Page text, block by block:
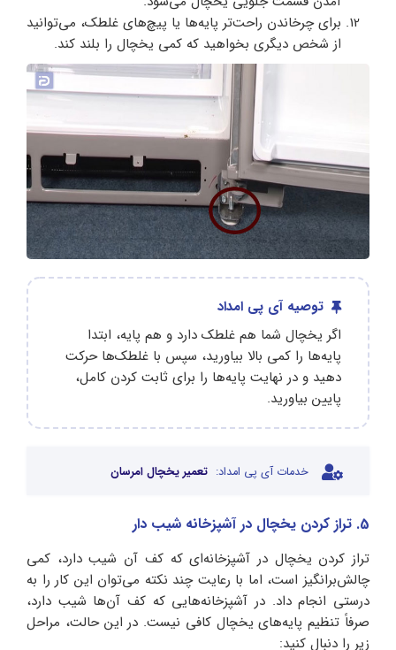
برای چرخاندن راحت‌تر پایه‌ها یا پیچ‌های غلطک، می‌توانید
از شخص دیگری بخواهید که کمی یخچال را بلند کند.
توصیه آی پی امداد
اگر یخچال شما هم غلطک دارد و هم پایه، ابتدا
پایه‌ها را کمی بالا بیاورید، سپس با غلطک‌ها حرکت
دهید و در نهایت پایه‌ها را برای ثابت کردن کامل،
پایین بیاورید.
خدمات آی پی امداد: تعمیر یخچال امرسان
5. تراز کردن یخچال در آشپزخانه شیب دار
تراز کردن یخچال در آشپزخانه‌ای که کف آن شیب دارد، کمی
چالش‌برانگیز است، اما با رعایت چند نکته می‌توان این کار را به
درستی انجام داد. در آشپزخانه‌هایی که کف آن‌ها شیب دارد،
صرفاً تنظیم پایه‌های یخچال کافی نیست. در این حالت، مراحل
زیر را دنبال کنید: